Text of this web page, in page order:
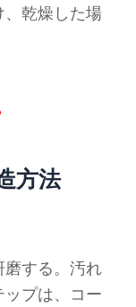
乾燥した場
方法
する。汚れ
プは、コー